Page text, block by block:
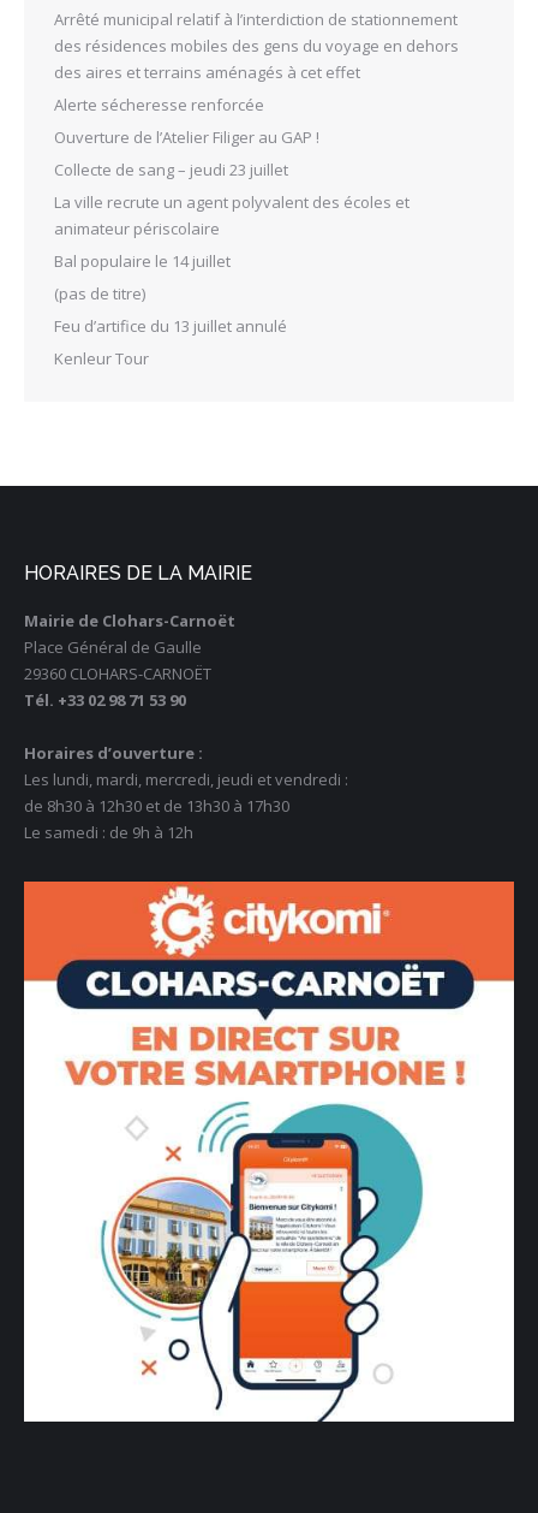
Arrêté municipal relatif à l’interdiction de stationnement
des résidences mobiles des gens du voyage en dehors
des aires et terrains aménagés à cet effet
Alerte sécheresse renforcée
Ouverture de l’Atelier Filiger au GAP !
Collecte de sang – jeudi 23 juillet
La ville recrute un agent polyvalent des écoles et
animateur périscolaire
Bal populaire le 14 juillet
(pas de titre)
Feu d’artifice du 13 juillet annulé
Kenleur Tour
HORAIRES DE LA MAIRIE
Mairie de Clohars-Carnoët
Place Général de Gaulle
29360 CLOHARS-CARNOËT
Tél. +33 02 98 71 53 90
Horaires d’ouverture :
Les lundi, mardi, mercredi, jeudi et vendredi :
de 8h30 à 12h30 et de 13h30 à 17h30
Le samedi : de 9h à 12h